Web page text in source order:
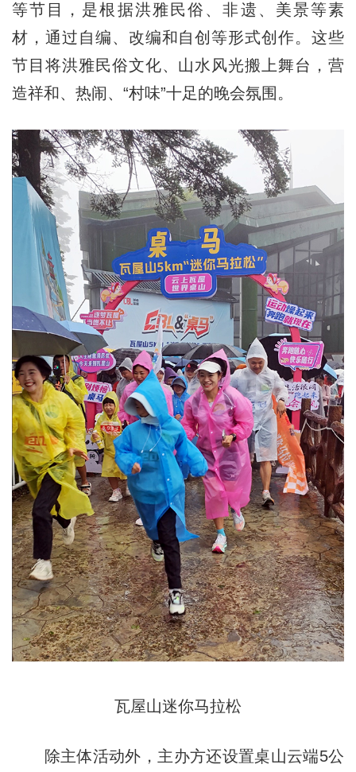
等节目，是根据洪雅民俗、非遗、美景等素
材，通过自编、改编和自创等形式创作。这些
节目将洪雅民俗文化、山水风光搬上舞台，营
造祥和、热闹、“村味”十足的晚会氛围。
瓦屋山迷你马拉松
除主体活动外，主办方还设置桌山云端5公